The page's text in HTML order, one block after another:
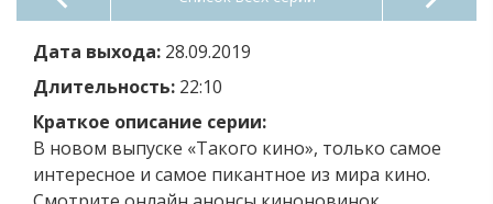
Дата выхода: 28.09.2019
Длительность: 22:10
Краткое описание серии:
В новом выпуске «Такого кино», только самое
интересное и самое пикантное из мира кино.